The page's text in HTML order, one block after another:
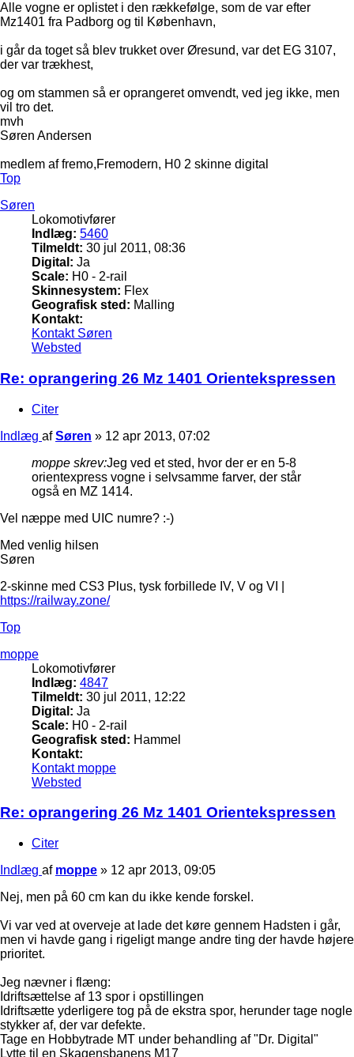
Alle vogne er oplistet i den rækkefølge, som de var efter
Mz1401 fra Padborg og til København,
i går da toget så blev trukket over Øresund, var det EG 3107,
der var trækhest,
og om stammen så er oprangeret omvendt, ved jeg ikke, men
vil tro det.
mvh
Søren Andersen
medlem af fremo,Fremodern, H0 2 skinne digital
Top
Søren
Lokomotivfører
Indlæg: 5460
Tilmeldt: 30 jul 2011, 08:36
Digital: Ja
Scale: H0 - 2-rail
Skinnesystem: Flex
Geografisk sted: Malling
Kontakt:
Kontakt Søren
Websted
Re: oprangering 26 Mz 1401 Orientekspressen
Citer
Indlæg afSøren » 12 apr 2013, 07:02
moppe skrev:Jeg ved et sted, hvor der er en 5-8
orientexpress vogne i selvsamme farver, der står
også en MZ 1414.
Vel næppe med UIC numre? :-)
Med venlig hilsen
Søren
2-skinne med CS3 Plus, tysk forbillede IV, V og VI |
https://railway.zone/
Top
moppe
Lokomotivfører
Indlæg: 4847
Tilmeldt: 30 jul 2011, 12:22
Digital: Ja
Scale: H0 - 2-rail
Geografisk sted: Hammel
Kontakt:
Kontakt moppe
Websted
Re: oprangering 26 Mz 1401 Orientekspressen
Citer
Indlæg af moppe » 12 apr 2013, 09:05
Nej, men på 60 cm kan du ikke kende forskel.
Vi var ved at overveje at lade det køre gennem Hadsten i går,
men vi havde gang i rigeligt mange andre ting der havde højere
prioritet.
Jeg nævner i flæng:
Idriftsættelse af 13 spor i opstillingen
Idriftsætte yderligere tog på de ekstra spor, herunder tage nogle
stykker af, der var defekte.
Tage en Hobbytrade MT under behandling af "Dr. Digital"
Lytte til en Skagensbanens M17